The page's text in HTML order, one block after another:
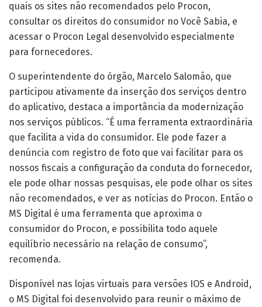
quais os sites não recomendados pelo Procon,
consultar os direitos do consumidor no Você Sabia, e
acessar o Procon Legal desenvolvido especialmente
para fornecedores.
O superintendente do órgão, Marcelo Salomão, que
participou ativamente da inserção dos serviços dentro
do aplicativo, destaca a importância da modernização
nos serviços públicos. “É uma ferramenta extraordinária
que facilita a vida do consumidor. Ele pode fazer a
denúncia com registro de foto que vai facilitar para os
nossos fiscais a configuração da conduta do fornecedor,
ele pode olhar nossas pesquisas, ele pode olhar os sites
não recomendados, e ver as notícias do Procon. Então o
MS Digital é uma ferramenta que aproxima o
consumidor do Procon, e possibilita todo aquele
equilíbrio necessário na relação de consumo”,
recomenda.
Disponível nas lojas virtuais para versões IOS e Android,
o MS Digital foi desenvolvido para reunir o máximo de